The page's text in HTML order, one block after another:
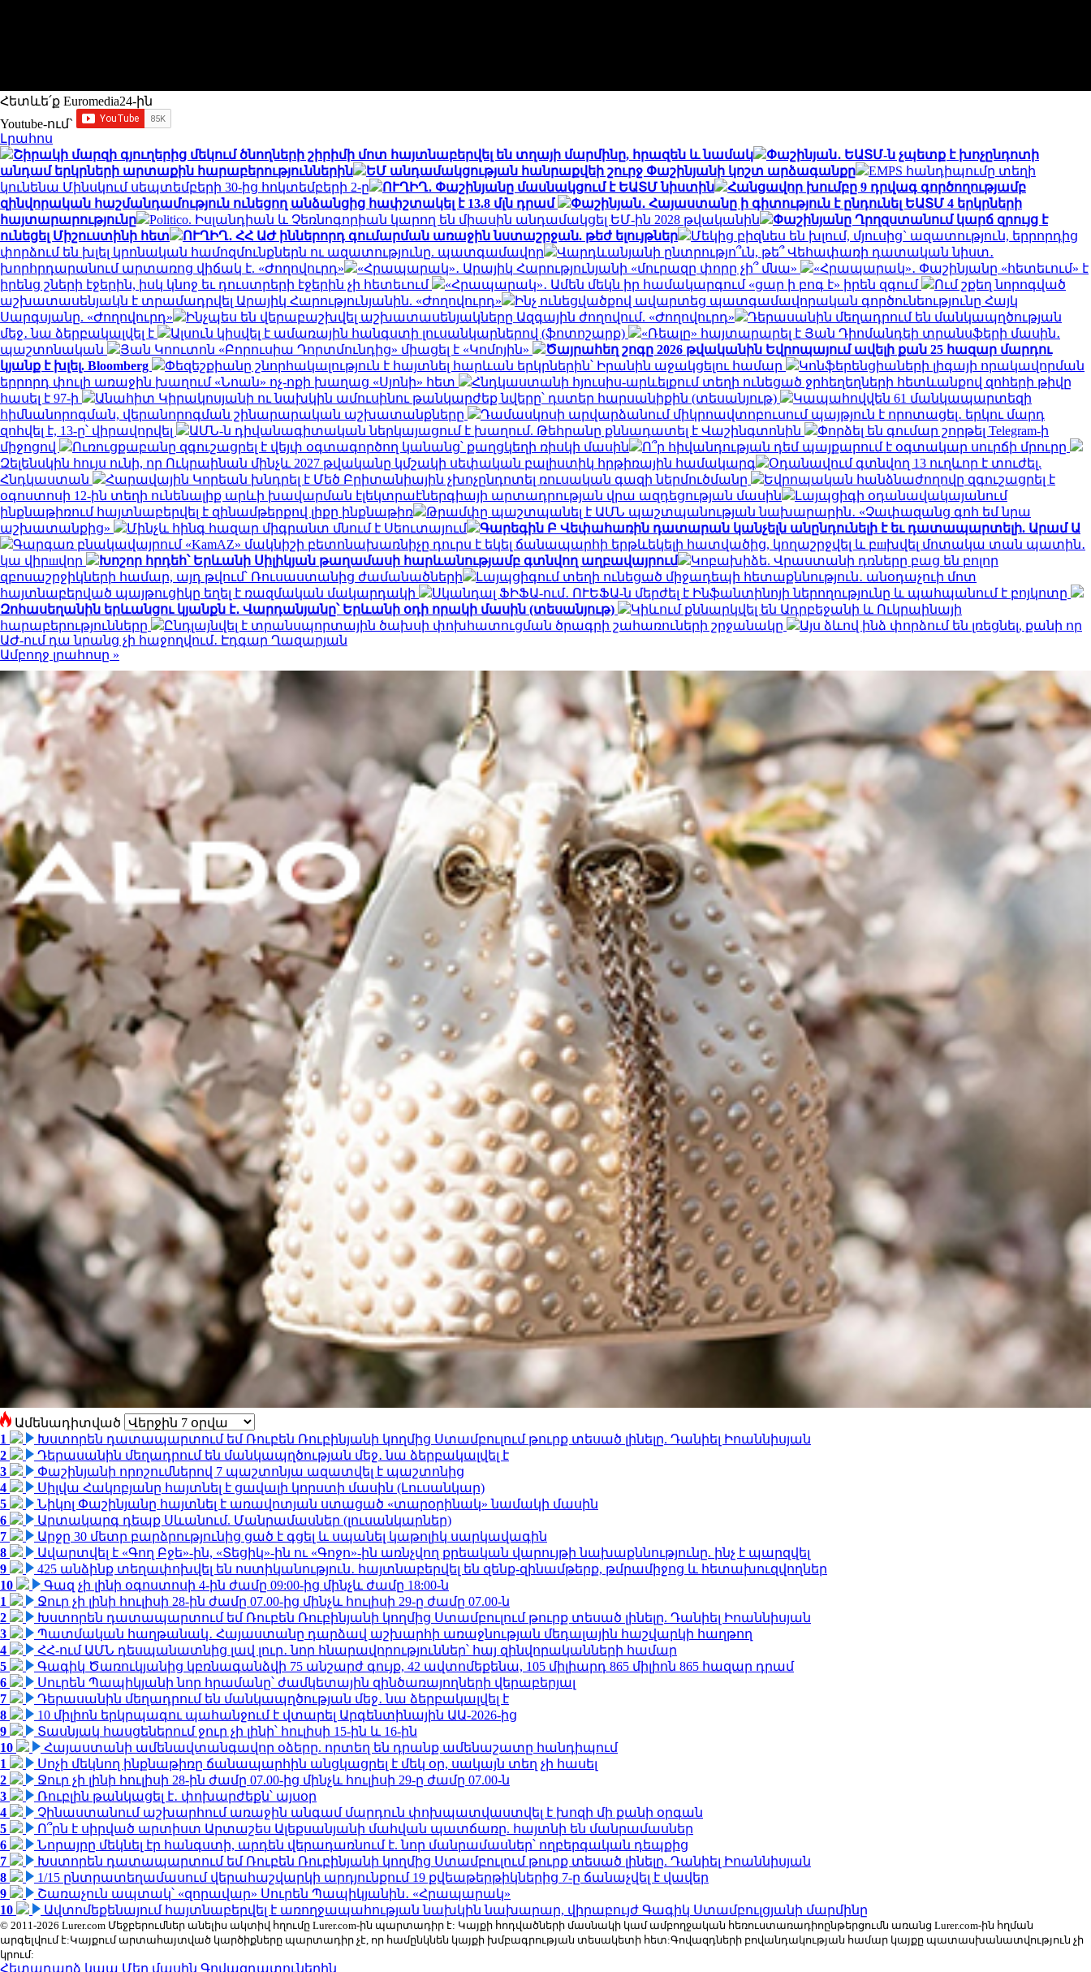
Հետևե՛ք Euromedia24-ին
Youtube-ում`
Լրահոս
Շիրակի մարզի գյուղերից մեկում ծնողների շիրիմի մոտ հայտնաբերվել են տղայի մարմինը, հրազեն և նամակ
Փաշինյան․ ԵԱՏՄ-ն չպետք է խոչընդոտի
անդամ երկրների արտաքին հարաբերություններին
ԵՄ անդամակցության հանրաքվեի շուրջ Փաշինյանի կոշտ արձագանքը
EMPS հանդիպումը տեղի
կունենա Մինսկում սեպտեմբերի 30-ից հոկտեմբերի 2-ը
ՈՒՂԻՂ․ Փաշինյանը մասնակցում է ԵԱՏՄ նիստին
Հանցավոր խումբը 9 դրվագ գործողությամբ
զինվորական հաշմանդամություն ունեցող անձանցից հափշտակել է 13.8 մլն դրամ
Փաշինյան․ Հայաստանը ի գիտություն է ընդունել ԵԱՏՄ 4 երկրների
հայտարարությունը
Politico. Իսլանդիան և Չեռնոգորիան կարող են միասին անդամակցել ԵՄ-ին 2028 թվականին
Փաշինյանը Ղրղզստանում կարճ զրույց է
ունեցել Միշուստինի հետ
ՈՒՂԻՂ․ ՀՀ ԱԺ իններորդ գումարման առաջին նստաշրջան. թեժ ելույթներ
Մեկից բիզնես են խլում, մյուսից` ազատություն, երրորդից
փորձում են խլել կրոնական համոզմունքներն ու ազատությունը. պատգամավոր
Վարդևանյանի ընտրությո՞ւն, թե՞ Վեհափառի դատական նիստ․
խորհրդարանում արտառոց վիճակ է. «Ժողովուրդ»
«Հրապարակ»․ Արայիկ Հարությունյանի «մուրազը փորը չի՞ մնա»
«Հրապարակ»․ Փաշինյանը «հետեւում» է
իրենց շների էջերին, իսկ կնոջ եւ դուստրերի էջերին չի հետեւում
«Հրապարակ»․ Ամեն մեկն իր համակարգում «ցար ի բոգ է» իրեն զգում
Ում շքեղ նորոգված
աշխատասենյակն է տրամադրվել Արայիկ Հարությունյանին. «Ժողովուրդ»
Ինչ ունեցվածքով ավարտեց պատգամավորական գործունեությունը Հայկ
Սարգսյանը. «Ժողովուրդ»
Ինչպես են վերաբաշխվել աշխատասենյակները Ազգային ժողովում. «Ժողովուրդ»
Դերասանին մեղադրում են մանկապղծության
մեջ․ նա ձերբակալվել է
Ալսուն կիսվել է ամառային հանգստի լուսանկարներով (ֆոտոշարք)
«Ռեալը» հայտարարել է Յան Դիոմանդեի տրանսֆերի մասին․
պաշտոնական
Յան Կոուտոն «Բորուսիա Դորտմունդից» միացել է «Կոմոյին»
Ծայրահեղ շոգը 2026 թվականին Եվրոպայում ավելի քան 25 հազար մարդու
կյանք է խլել. Bloomberg
Փեզեշքիանը շնորհակալություն է հայտնել հարևան երկրներին՝ Իրանին աջակցելու համար
Կոնֆերենցիաների լիգայի որակավորման
երրորդ փուլի առաջին խաղում «Նոան» ոչ-ոքի խաղաց «Սյոնի» հետ
Հնդկաստանի հյուսիս-արևելքում տեղի ունեցած ջրհեղեղների հետևանքով զոհերի թիվը
հասել է 97-ի
Անահիտ Կիրակոսյանի ու նախկին ամուսինու թանկարժեք նվերը՝ դստեր հարսանիքին (տեսանյութ)
Կապահովվեն 61 մանկապարտեզի
հիմնանորոգման, վերանորոգման շինարարական աշխատանքները
Դամասկոսի արվարձանում միկրոավտոբուսում պայթյուն է որոտացել․ երկու մարդ
զոհվել է, 13-ը՝ վիրավորվել
ԱՄՆ-ն դիվանագիտական ներկայացում է խաղում. Թեհրանը քննադատել է Վաշինգտոնին
Փորձել են գումար շորթել Telegram-ի
միջոցով
Ուռուցքաբանը զգուշացրել է վեյփ օգտագործող կանանց՝ քաղցկեղի ռիսկի մասին
Ո՞ր հիվանդության դեմ պայքարում է օգտակար սուրճի մրուրը
Զելենսկին հույս ունի, որ Ուկրաինան մինչև 2027 թվականը կմշակի սեփական բալիստիկ հրթիռային համակարգ
Օդանավում գտնվող 13 ուղևոր է տուժել.
Հնդկաստան
Հարավային Կորեան խնդրել է Մեծ Բրիտանիային չխոչընդոտել ռուսական գազի ներմուծմանը
Եվրոպական հանձնաժողովը զգուշացրել է
օգոստոսի 12-ին տեղի ունենալիք արևի խավարման էլեկտրաէներգիայի արտադրության վրա ազդեցության մասին
Լայպցիգի օդանավակայանում
ինքնաթիռում հայտնաբերվել է զինամթերքով լիքը ինքնաթիռ
Թրամփը պաշտպանել է ԱՄՆ պաշտպանության նախարարին․ «Չափազանց գոհ եմ նրա
աշխատանքից»
Մինչև հինգ հազար միգրանտ մնում է Սեուտայում
Գարեգին Բ Վեփահառին դատարան կանչելն անընդունելի է եւ դատապարտելի. Արամ Ա
Գարգառ բնակավայրում «KamAZ» մակնիշի բետոնախառնիչը դուրս է եկել ճանապարհի երթևեկելի հատվածից, կողաշրջվել և բшխվել մոտակա տան պատին․
կա վիրшվոր
Խոշոր հրդեհ՝ Երևանի Սիլիկյան թաղամասի հարևանությամբ գտնվող աղբավայրում
Կոբախիձե. Վրաստանի դռները բաց են բոլոր
զբոսաշրջիկների համար, այդ թվում՝ Ռուսաստանից ժամանածների
Լայպցիգում տեղի ունեցած միջադեպի հետաքննություն․ անօդաչուի մոտ
հայտնաբերված պայթուցիկը եղել է ռազմական մակարդակի
Սկանդալ ՖԻՖԱ-ում․ ՈՒԵՖԱ-ն մերժել է Ինֆանտինոյի ներողությունը և պահպանում է բոյկոտը
Զոհասեղանին երևանցու կյանքն է․ Վարդանյանը՝ Երևանի օդի որակի մասին (տեսանյութ)
Կիևում քննարկվել են Ադրբեջանի և Ուկրաինայի
հարաբերությունները
Ընդլայնվել է տրանսպորտային ծախսի փոխհատուցման ծրագրի շահառուների շրջանակը
Այս ձևով ինձ փորձում են լռեցնել, քանի որ
ԱԺ-ում դա նրանց չի հաջողվում․ Էդգար Ղազարյան
Ամբողջ լրահոսը »
Ամենադիտված
1
Խստորեն դատապարտում եմ Ռուբեն Ռուբինյանի կողմից Ստամբուլում թուրք տեսած լինելը. Դանիել Իոաննիսյան
2
Դերասանին մեղադրում են մանկապղծության մեջ․ նա ձերբակալվել է
3
Փաշինյանի որոշումներով 7 պաշտոնյա ազատվել է պաշտոնից
4
Սիլվա Հակոբյանը հայտնել է ցավալի կորստի մասին (Լուսանկար)
5
Նիկոլ Փաշինյանը հայտնել է առավոտյան ստացած «տարօրինակ» նամակի մասին
6
Արտակարգ դեպք Սևանում. Մանրամասներ (լուսանկարներ)
7
Արջը 30 մետր բարձրությունից ցած է գցել և սպանել կաթոլիկ սարկավագին
8
Ավարտվել է «Գող Բջե»-ին, «Տեցիկ»-ին ու «Գոջո»-ին առնչվող քրեական վարույթի նախաքննությունը. ինչ է պարզվել
9
425 անձինք տեղափոխվել են ոստիկանություն․ հայտնաբերվել են զենք-զինամթերք, թմրամիջոց և հետախուզվողներ
10
Գազ չի լինի օգոստոսի 4-ին ժամը 09:00-ից մինչև ժամը 18:00-ն
1
Ջուր չի լինի հուլիսի 28-ին ժամը 07.00-ից մինչև հուլիսի 29-ը ժամը 07.00-ն
2
Խստորեն դատապարտում եմ Ռուբեն Ռուբինյանի կողմից Ստամբուլում թուրք տեսած լինելը. Դանիել Իոաննիսյան
3
Պատմական հաղթանակ․ Հայաստանը դարձավ աշխարհի առաջնության մեդալային հաշվարկի հաղթող
4
ՀՀ-ում ԱՄՆ դեսպանատնից լավ լուր․ նոր հնարավորություններ՝ հայ զինվորականների համար
5
Գագիկ Ծառուկյանից կբռնագանձվի 75 անշարժ գույք, 42 ավտոմեքենա, 105 միլիարդ 865 միլիոն 865 հազար դրամ
6
Սուրեն Պապիկյանի նոր հրամանը՝ ժամկետային զինծառայողների վերաբերյալ
7
Դերասանին մեղադրում են մանկապղծության մեջ․ նա ձերբակալվել է
8
10 միլիոն երկրպագու պահանջում է վտարել Արգենտինային ԱԱ-2026-ից
9
Տասնյակ հասցեներում ջուր չի լինի՝ հուլիսի 15-ին և 16-ին
10
Հայաստանի ամենավտանգավոր օձերը. որտեղ են դրանք ամենաշատը հանդիպում
1
Սոչի մեկնող ինքնաթիռը ճանապարհին անցկացրել է մեկ օր, սակայն տեղ չի հասել
2
Ջուր չի լինի հուլիսի 28-ին ժամը 07.00-ից մինչև հուլիսի 29-ը ժամը 07.00-ն
3
Ռուբլին թանկացել է․ փոխարժեքն՝ այսօր
4
Չինաստանում աշխարհում առաջին անգամ մարդուն փոխպատվաստվել է խոզի մի քանի օրգան
5
Ո՞րն է սիրված արտիստ Արտաշես Ալեքսանյանի մահվան պատճառը. հայտնի են մանրամասներ
6
Նորայրը մեկնել էր հանգստի, արդեն վերադառնում է. նոր մանրամասներ՝ ողբերգական դեպքից
7
Խստորեն դատապարտում եմ Ռուբեն Ռուբինյանի կողմից Ստամբուլում թուրք տեսած լինելը. Դանիել Իոաննիսյան
8
1/15 ընտրատեղամասում վերահաշվարկի արդյունքում 19 քվեաթերթիկներից 7-ը ճանաչվել է վավեր
9
Շառաչուն ապտակ՝ «զորավար» Սուրեն Պապիկյանին․ «Հրապարակ»
10
Ավտոմեքենայում հայտնաբերվել է առողջապահության նախկին նախարար, վիրաբույժ Գագիկ Ստամբուլցյանի մարմինը
© 2011-2026 Lurer.com Մեջբերումներ անելիս ակտիվ հղումը Lurer.com-ին պարտադիր է: Կայքի հոդվածների մասնակի կամ ամբողջական հեռուստառադիոընթերցումն առանց Lurer.com-ին հղման
արգելվում է:Կայքում արտահայտված կարծիքները պարտադիր չէ, որ համընկնեն կայքի խմբագրության տեսակետի հետ:Գովազդների բովանդակության համար կայքը պատասխանատվություն չի
կրում:
Հետադարձ կապ Մեր մասին Գովազդատուներին